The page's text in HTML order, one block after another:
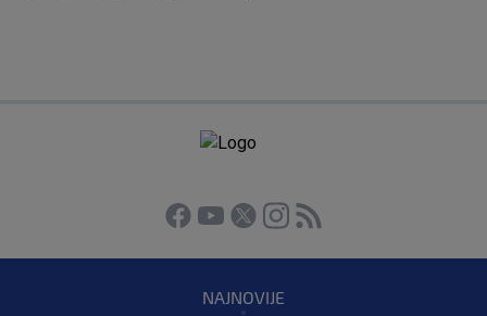
NAJNOVIJE